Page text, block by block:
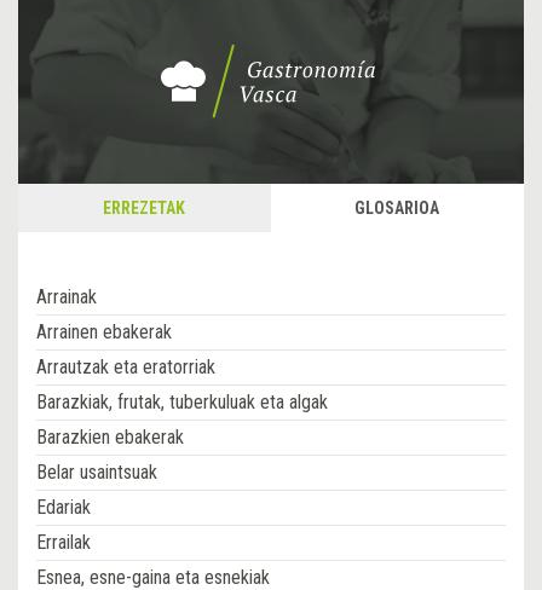
ERREZETAK GLOSARIOA
Arrainak
Arrainen ebakerak
Arrautzak eta eratorriak
Barazkiak, frutak, tuberkuluak eta algak
Barazkien ebakerak
Belar usaintsuak
Edariak
Errailak
Esnea, esne-gaina eta esnekiak